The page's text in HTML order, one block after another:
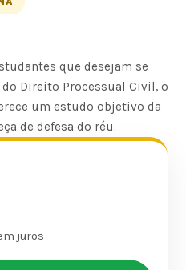
que desejam se
Direito Processual Civil, o
um estudo objetivo da
de defesa do réu.
juros